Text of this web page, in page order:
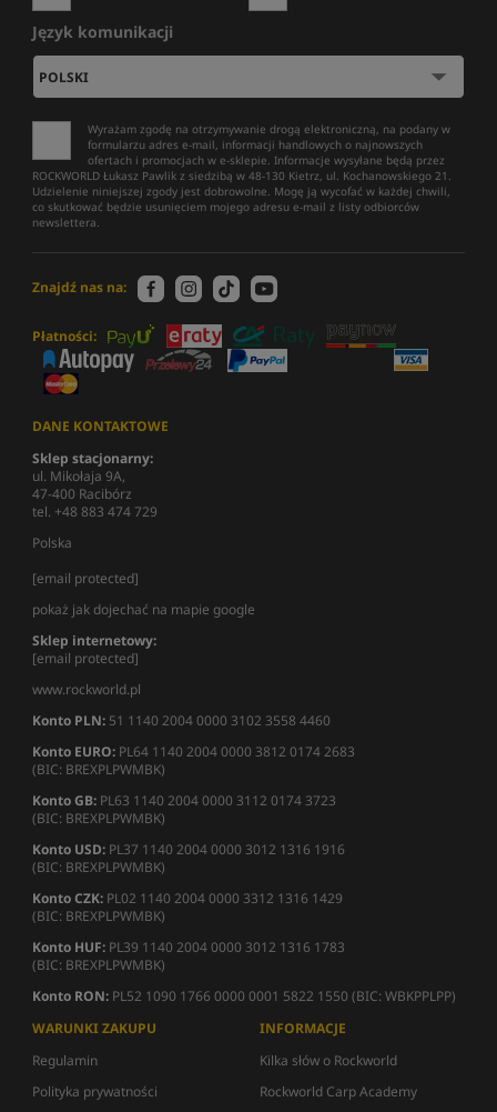
Język komunikacji
Wyrażam zgodę na otrzymywanie drogą elektroniczną, na podany w
formularzu adres e-mail, informacji handlowych o najnowszych
ofertach i promocjach w e-sklepie. Informacje wysyłane będą przez
ROCKWORLD Łukasz Pawlik z siedzibą w 48-130 Kietrz, ul. Kochanowskiego 21.
Udzielenie niniejszej zgody jest dobrowolne. Mogę ją wycofać w każdej chwili,
co skutkować będzie usunięciem mojego adresu e-mail z listy odbiorców
newslettera.
Znajdź nas na:
Płatności:
DANE KONTAKTOWE
Sklep stacjonarny:
ul. Mikołaja 9A,
47-400 Racibórz
tel. +48 883 474 729
Polska
[email protected]
pokaż jak dojechać na mapie google
Sklep internetowy:
[email protected]
www.rockworld.pl
Konto PLN: 51 1140 2004 0000 3102 3558 4460
Konto EURO: PL64 1140 2004 0000 3812 0174 2683
(BIC: BREXPLPWMBK)
Konto GB: PL63 1140 2004 0000 3112 0174 3723
(BIC: BREXPLPWMBK)
Konto USD: PL37 1140 2004 0000 3012 1316 1916
(BIC: BREXPLPWMBK)
Konto CZK: PL02 1140 2004 0000 3312 1316 1429
(BIC: BREXPLPWMBK)
Konto HUF: PL39 1140 2004 0000 3012 1316 1783
(BIC: BREXPLPWMBK)
Konto RON: PL52 1090 1766 0000 0001 5822 1550 (BIC: WBKPPLPP)
WARUNKI ZAKUPU
Regulamin
Polityka prywatności
INFORMACJE
Kilka słów o Rockworld
Rockworld Carp Academy